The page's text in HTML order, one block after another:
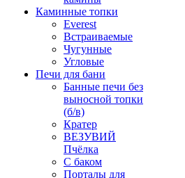
Каминные топки
Everest
Встраиваемые
Чугунные
Угловые
Печи для бани
Банные печи без
выносной топки
(б/в)
Кратер
ВЕЗУВИЙ
Пчёлка
С баком
Порталы для